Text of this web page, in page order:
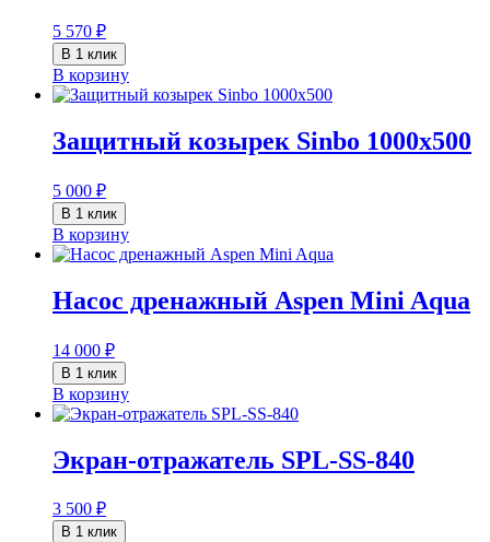
5 570 ₽
В 1 клик
В корзину
Защитный козырек Sinbo 1000х500
5 000 ₽
В 1 клик
В корзину
Насос дренажный Aspen Mini Aqua
14 000 ₽
В 1 клик
В корзину
Экран-отражатель SPL-SS-840
3 500 ₽
В 1 клик